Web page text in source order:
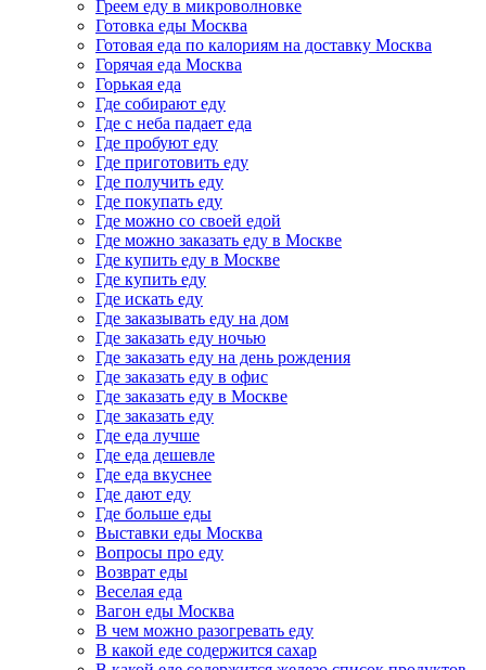
Греем еду в микроволновке
Готовка еды Москва
Готовая еда по калориям на доставку Москва
Горячая еда Москва
Горькая еда
Где собирают еду
Где с неба падает еда
Где пробуют еду
Где приготовить еду
Где получить еду
Где покупать еду
Где можно со своей едой
Где можно заказать еду в Москве
Где купить еду в Москве
Где купить еду
Где искать еду
Где заказывать еду на дом
Где заказать еду ночью
Где заказать еду на день рождения
Где заказать еду в офис
Где заказать еду в Москве
Где заказать еду
Где еда лучше
Где еда дешевле
Где еда вкуснее
Где дают еду
Где больше еды
Выставки еды Москва
Вопросы про еду
Возврат еды
Веселая еда
Вагон еды Москва
В чем можно разогревать еду
В какой еде содержится сахар